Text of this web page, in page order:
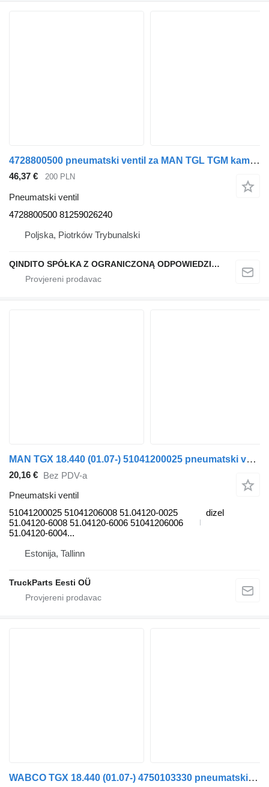
4728800500 pneumatski ventil za MAN TGL TGM kamiona
46,37 € 200 PLN
Pneumatski ventil
4728800500 81259026240
Poljska, Piotrków Trybunalski
QINDITO SPÓŁKA Z OGRANICZONĄ ODPOWIEDZIALNOŚCIĄ
MAN TGX 18.440 (01.07-) 51041200025 pneumatski ventil za MAN TGL, TGM, TGS, TGX (2005-2021) kamiona
20,16 € Bez PDV-a
Pneumatski ventil
51041200025 51041206008 51.04120-0025
51.04120-6008 51.04120-6006 51041206006
51.04120-6004...
dizel
Estonija, Tallinn
TruckParts Eesti OÜ
WABCO TGX 18.440 (01.07-) 4750103330 pneumatski ventil za MAN TGL, TGM, TGS, TGX (2005-2021) kamiona